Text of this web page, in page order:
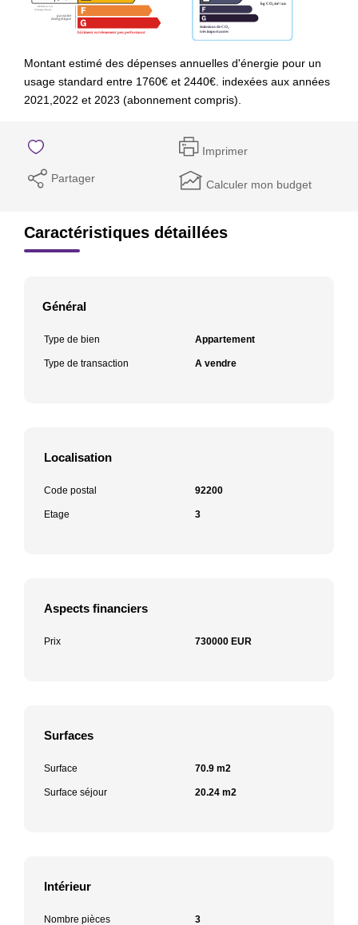
Montant estimé des dépenses annuelles d'énergie pour un
usage standard entre 1760€ et 2440€. indexées aux années
2021,2022 et 2023 (abonnement compris).
Imprimer
Partager Calculer mon budget
Caractéristiques détaillées
Général
Type de bien Appartement
Type de transaction A vendre
Localisation
Code postal 92200
Etage 3
Aspects financiers
Prix 730000 EUR
Surfaces
Surface 70.9 m2
Surface séjour 20.24 m2
Intérieur
Nombre pièces 3